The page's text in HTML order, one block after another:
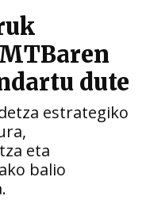
dute
estrategiko
eta
balio